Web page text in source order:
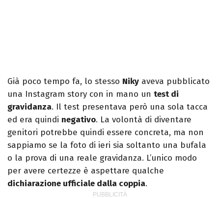
Già poco tempo fa, lo stesso Niky aveva pubblicato
una Instagram story con in mano un test di
gravidanza. Il test presentava però una sola tacca
ed era quindi negativo. La volontà di diventare
genitori potrebbe quindi essere concreta, ma non
sappiamo se la foto di ieri sia soltanto una bufala
o la prova di una reale gravidanza. L’unico modo
per avere certezze è aspettare qualche
dichiarazione ufficiale dalla coppia.